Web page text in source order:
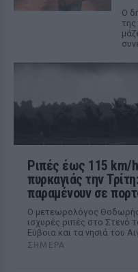
Ο
Ριπές έως 115 km/
πυρκαγιάς την
παραμένουν σε
Ο μετεωρολόγος Θοδωρής
ισχυρές ριπές στο Στενό
Εύβοια και τα νησιά του
ΣΉΜΕΡΑ